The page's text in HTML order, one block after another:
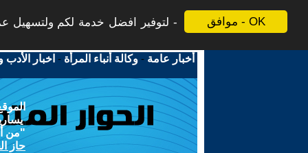
موافق - OK لتوفير افضل خدمة لكم ولتسهيل
أخبار عامة -وكالة أنباء المرأة - اخبار الأدب
"من
حاز